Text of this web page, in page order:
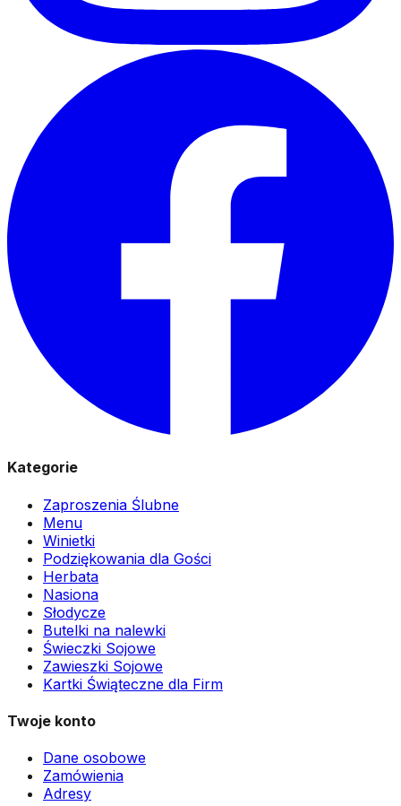
Kategorie
Zaproszenia Ślubne
Menu
Winietki
Podziękowania dla Gości
Herbata
Nasiona
Słodycze
Butelki na nalewki
Świeczki Sojowe
Zawieszki Sojowe
Kartki Świąteczne dla Firm
Twoje konto
Dane osobowe
Zamówienia
Adresy